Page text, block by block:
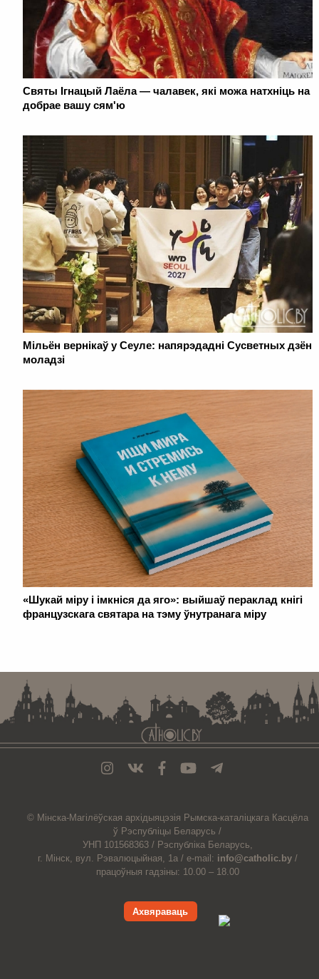
Святы Ігнацый Лаёла — чалавек, які можа натхніць на
добрае вашу сям'ю
Мільён вернікаў у Сеуле: напярэдадні Сусветных дзён
моладзі
«Шукай міру і імкніся да яго»: выйшаў пераклад кнігі
французскага святара на тэму ўнутранага міру
© Мiнска-Магiлёўская архiдыяцэзiя Рымска-каталіцкага Касцёла
ў Рэспубліцы Беларусь /
УНП 101568363 / Рэспубліка Беларусь,
г. Мінск, вул. Рэвалюцыйная, 1а / e-mail: info@catholic.by /
працоўныя гадзіны: 10.00 – 18.00
Ахвяраваць